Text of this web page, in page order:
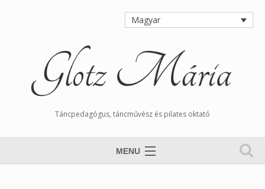
Magyar
Táncpedagógus, táncművész és pilates oktató
MENU